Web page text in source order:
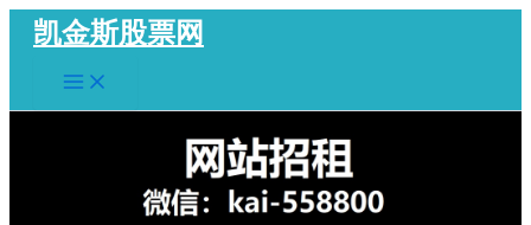
容
凯金斯股票网
Main
Menu